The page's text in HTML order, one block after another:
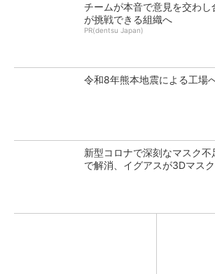
チームが本音で意見を交わ
が挑戦できる組織へ
PR(dentsu Japan)
令和8年熊本地震による工場
新型コロナで深刻なマスク不
で解消、イグアスが3Dマス